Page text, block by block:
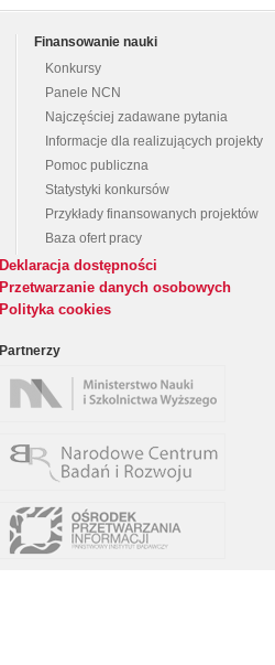
Finansowanie nauki
Konkursy
Panele NCN
Najczęściej zadawane pytania
Informacje dla realizujących projekty
Pomoc publiczna
Statystyki konkursów
Przykłady finansowanych projektów
Baza ofert pracy
Deklaracja dostępności
Przetwarzanie danych osobowych
Polityka cookies
Partnerzy